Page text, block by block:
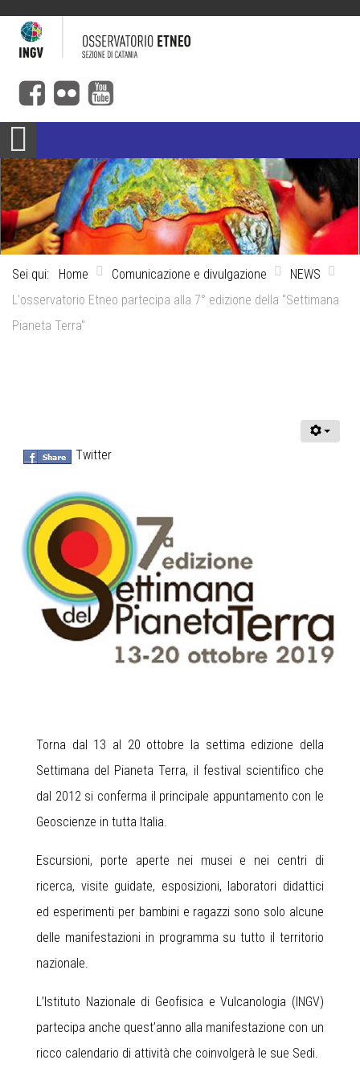
Sei qui: Home Comunicazione e divulgazione
NEWS
L'osservatorio Etneo partecipa alla 7° edizione della "Settimana
Pianeta Terra"
Twitter
Torna dal 13 al 20 ottobre la settima edizione della
Settimana del Pianeta Terra, il festival scientifico che
dal 2012 si conferma il principale appuntamento con le
Geoscienze in tutta Italia.
Escursioni, porte aperte nei musei e nei centri di
ricerca, visite guidate, esposizioni, laboratori didattici
ed esperimenti per bambini e ragazzi sono solo alcune
delle manifestazioni in programma su tutto il territorio
nazionale.
L’Istituto Nazionale di Geofisica e Vulcanologia (INGV)
partecipa anche quest’anno alla manifestazione con un
ricco calendario di attività che coinvolgerà le sue Sedi.